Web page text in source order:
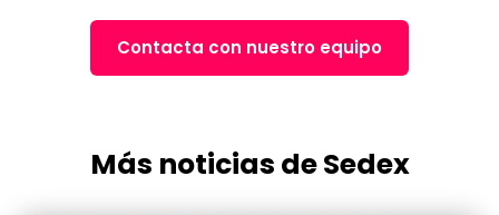
Contacta con nuestro equipo
Más noticias de Sedex